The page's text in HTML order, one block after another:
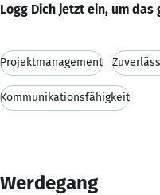
Logg Dich jetzt ein, um das
Projektmanagement
Kommunikationsfähigkeit
Werdegang